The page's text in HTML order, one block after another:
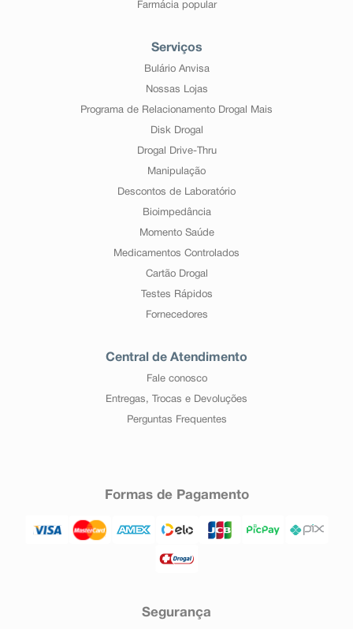
Farmácia popular
Serviços
Bulário Anvisa
Nossas Lojas
Programa de Relacionamento Drogal Mais
Disk Drogal
Drogal Drive-Thru
Manipulação
Descontos de Laboratório
Bioimpedância
Momento Saúde
Medicamentos Controlados
Cartão Drogal
Testes Rápidos
Fornecedores
Central de Atendimento
Fale conosco
Entregas, Trocas e Devoluções
Perguntas Frequentes
Formas de Pagamento
Segurança